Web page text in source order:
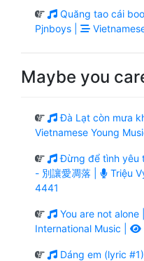
Quăng tao cái
Pjnboys |
Maybe you
Đà Lạt còn mưa
Vietnamese Young
Đừng để tình yêu
- 別讓愛凋落 |
Triệu
4441
You are not alone |
International Music |
Dáng em (lyric #1)